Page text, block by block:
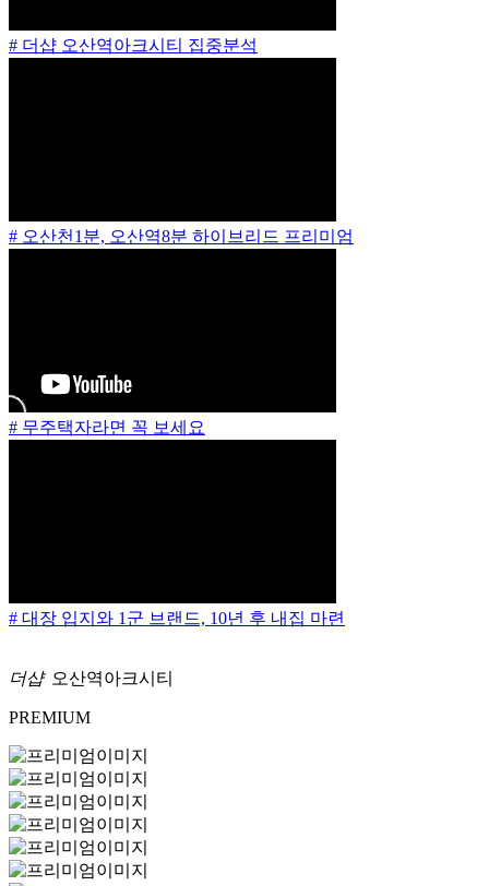
# 더샵 오산역아크시티 집중분석
# 오산천1분, 오산역8분 하이브리드 프리미엄
# 무주택자라면 꼭 보세요
# 대장 입지와 1군 브랜드, 10년 후 내집 마련
더샵 오산역아크시티
PREMIUM